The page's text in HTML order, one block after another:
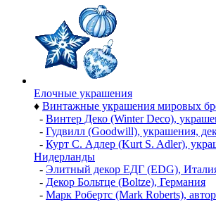
Елочные украшения
♦ Винтажные украшения мировых
- Винтер Деко (Winter Deco),
- Гудвилл (Goodwill), украшения,
- Курт С. Адлер (Kurt S. Adler),
Нидерланды
- Элитный декор ЕДГ (EDG),
- Декор Больтце (Boltze), Германия
- Марк Робертс (Mark Roberts),